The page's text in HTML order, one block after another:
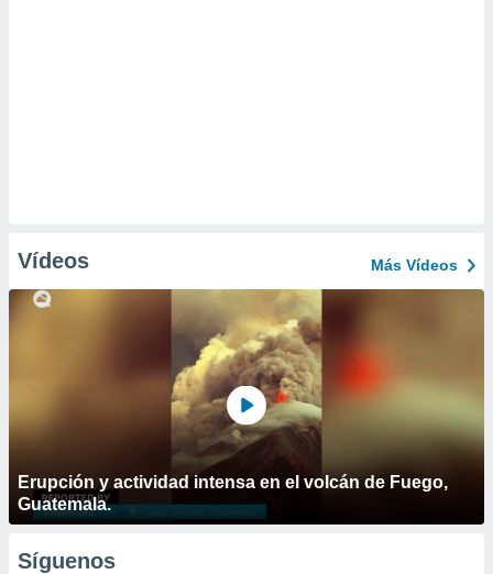
Vídeos Más Vídeos
Erupción y actividad intensa en el volcán de Fuego,
Guatemala.
Síguenos